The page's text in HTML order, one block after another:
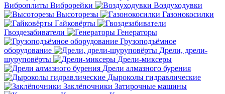
Виброплиты Виброрейки
Воздуходувки
Высоторезы
Газонокосилки
Гайковёрты
Гвоздезабиватели
Генераторы
Грузоподъёмное
оборудование
Дрели, дрели-
шуруповёрты
Дрели-миксеры
Дрели алмазного бурения
Дыроколы гидравлические
Заклёпочники Затирочные машины